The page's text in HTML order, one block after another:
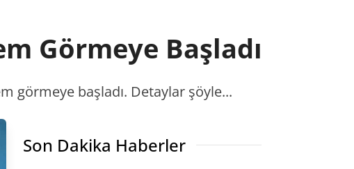
Görmeye Başladı
görmeye başladı. Detaylar şöyle...
Son Dakika Haberler